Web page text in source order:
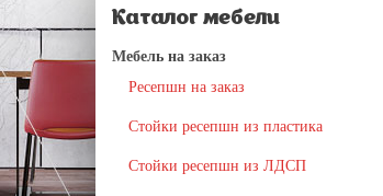
Каталог мебели
Мебель на заказ
Ресепшн на заказ
Стойки ресепшн из пластика
Стойки ресепшн из ЛДСП